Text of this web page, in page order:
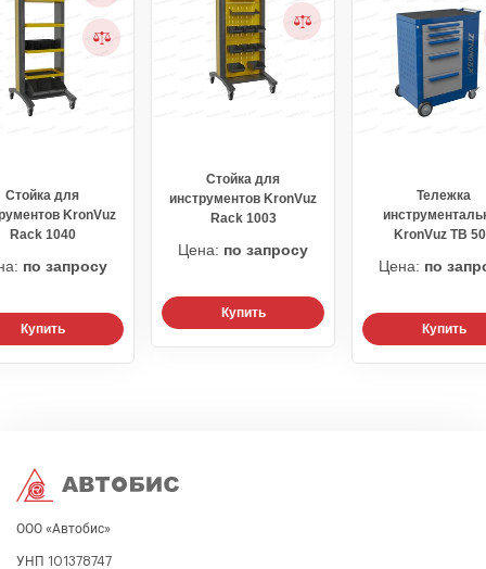
Стойка для
KronVuz
Rack 1040
по запросу
Купить
Стойка для
инструментов KronVuz
Rack 1003
Цена: по запросу
Купить
Тележка
KronVuz TB
Цена: по
Купить
ООО «Автобис»
УНП 101378747